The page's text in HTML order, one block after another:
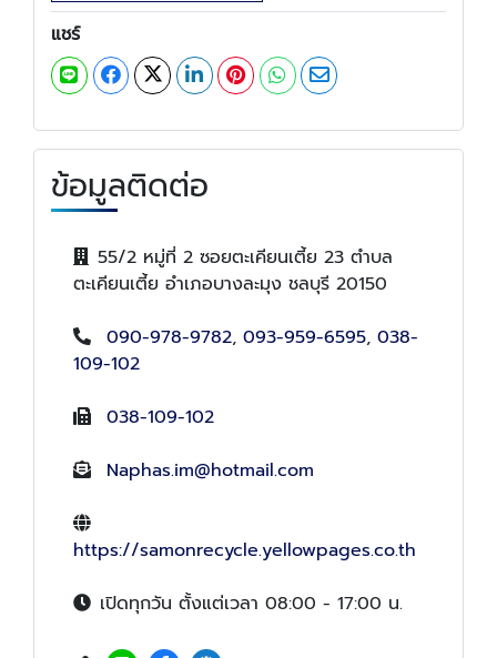
แชร์
ข้อมูลติดต่อ
55/2 หมู่ที่ 2 ซอยตะเคียนเตี้ย 23 ตำบล
ตะเคียนเตี้ย อำเภอบางละมุง ชลบุรี 20150
090-978-9782, 093-959-6595, 038-
109-102
038-109-102
Naphas.im@hotmail.com
https://samonrecycle.yellowpages.co.th
เปิดทุกวัน ตั้งแต่เวลา 08:00 - 17:00 น.